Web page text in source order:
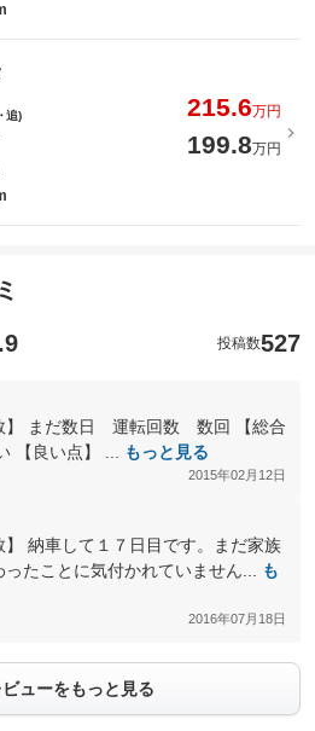
追)
215.6万円
199.8万円
投稿数527
】 まだ数日 運転回数 数回 【総合
【良い点】 ...
もっと見る
2015年02月12日
】 納車して１７日目です。まだ家族
たことに気付かれていません...
も
2016年07月18日
ューをもっと見る